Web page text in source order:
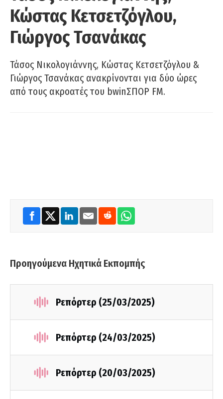
Κώστας Κετσετζόγλου,
Γιώργος Τσανάκας
Τάσος Νικολογιάννης, Κώστας Κετσετζόγλου &
Γιώργος Τσανάκας ανακρίνονται για δύο ώρες
από τους ακροατές του bwinΣΠΟΡ FM.
Προηγούμενα Ηχητικά Εκπομπής
Ρεπόρτερ (25/03/2025)
Ρεπόρτερ (24/03/2025)
Ρεπόρτερ (20/03/2025)